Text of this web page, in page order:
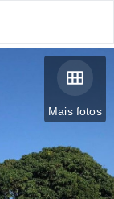
Mais fotos